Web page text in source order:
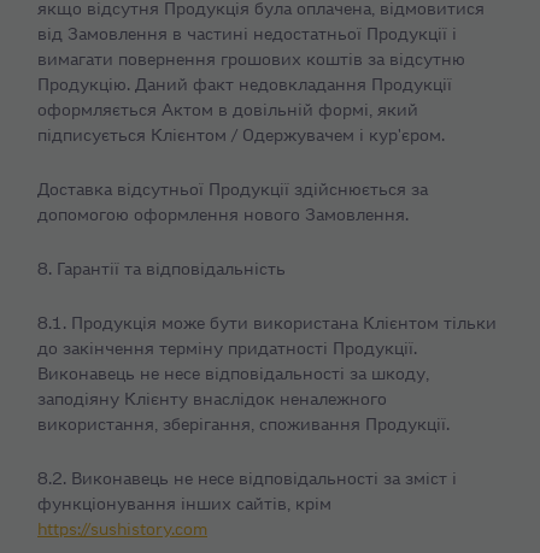
якщо відсутня Продукція була оплачена, відмовитися
від Замовлення в частині недостатньої Продукції і
вимагати повернення грошових коштів за відсутню
Продукцію. Даний факт недовкладання Продукції
оформляється Актом в довільній формі, який
підписується Клієнтом / Одержувачем і кур'єром.
Доставка відсутньої Продукції здійснюється за
допомогою оформлення нового Замовлення.
8. Гарантії та відповідальність
8.1. Продукція може бути використана Клієнтом тільки
до закінчення терміну придатності Продукції.
Виконавець не несе відповідальності за шкоду,
заподіяну Клієнту внаслідок неналежного
використання, зберігання, споживання Продукції.
8.2. Виконавець не несе відповідальності за зміст і
функціонування інших сайтів, крім
https://sushistory.com